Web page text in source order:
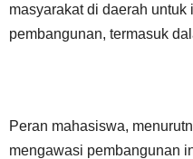
masyarakat di daerah
pembangunan, termasuk
Peran mahasiswa,
mengawasi pembangunan